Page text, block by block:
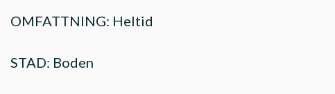
OMFATTNING: Heltid
STAD: Boden